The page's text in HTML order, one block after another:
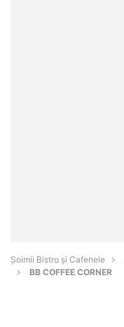
Șoimii Bistro și Cafenele
BB COFFEE CORNER